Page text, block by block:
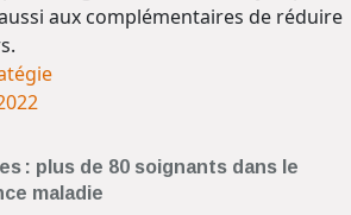
aux complémentaires de réduire
: plus de 80 soignants dans le
maladie